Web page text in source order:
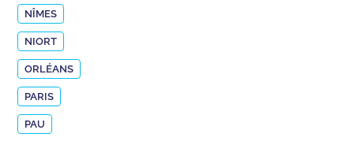
NÎMES
NIORT
ORLÉANS
PARIS
PAU